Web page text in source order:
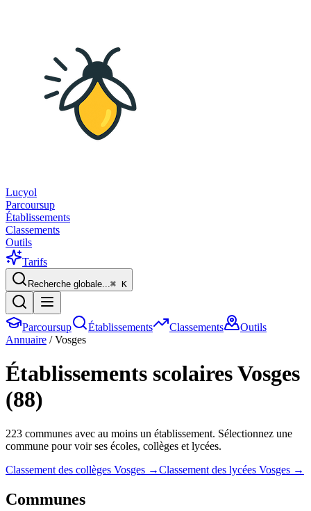
Lucyol
Parcoursup
Établissements
Classements
Outils
Tarifs
Recherche globale...⌘ K
Parcoursup Établissements Classements
Outils
Annuaire / Vosges
Établissements scolairesVosges
(88)
223 communes avec au moins un établissement. Sélectionnez une
commune pour voir ses écoles, collèges et lycées.
Classement des collèges Vosges →Classement des lycées Vosges →
Communes